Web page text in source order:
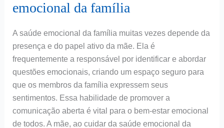
emocional da família
A saúde emocional da família muitas vezes depende da
presença e do papel ativo da mãe. Ela é
frequentemente a responsável por identificar e abordar
questões emocionais, criando um espaço seguro para
que os membros da família expressem seus
sentimentos. Essa habilidade de promover a
comunicação aberta é vital para o bem-estar emocional
de todos. A mãe, ao cuidar da saúde emocional da